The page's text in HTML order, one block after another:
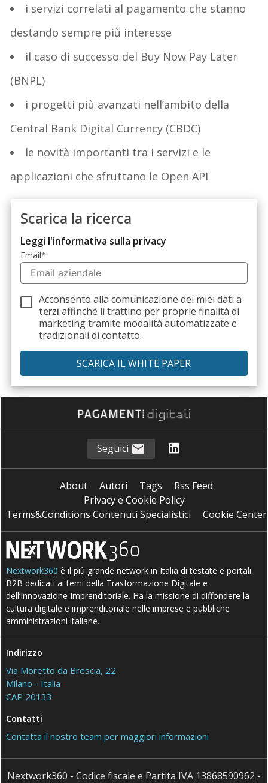
i servizi correlati al pagamento che stanno
destando sempre più interesse
il caso di successo del Buy Now Pay Later
(BNPL)
i progetti più avanzati nell’ambito della
Central Bank Digital Currency (CBDC)
le novità importanti tra i servizi e le
applicazioni che sfruttano le Open API
Scarica la ricerca
Leggi l'informativa sulla privacy
Email*
Acconsento alla comunicazione dei miei dati a
terzi affinché li trattino per proprie finalità di
marketing tramite modalità automatizzate e
tradizionali di contatto.
Seguici
About Autori Tags
Rss Feed
Privacy e Cookie Policy
Terms&Conditions Contenuti Specialistici
Cookie Center
Nextwork360 è il più grande network in Italia di testate e portali
B2B dedicati ai temi della Trasformazione Digitale e
dell’Innovazione Imprenditoriale. Ha la missione di diffondere la
cultura digitale e imprenditoriale nelle imprese e pubbliche
amministrazioni italiane.
Indirizzo
Via Moretto da Brescia, 22
Milano - Italia
CAP 20133
Contatti
Contatta il nostro team per maggiori informazioni
Nextwork360 - Codice fiscale e Partita IVA 13868590962 -